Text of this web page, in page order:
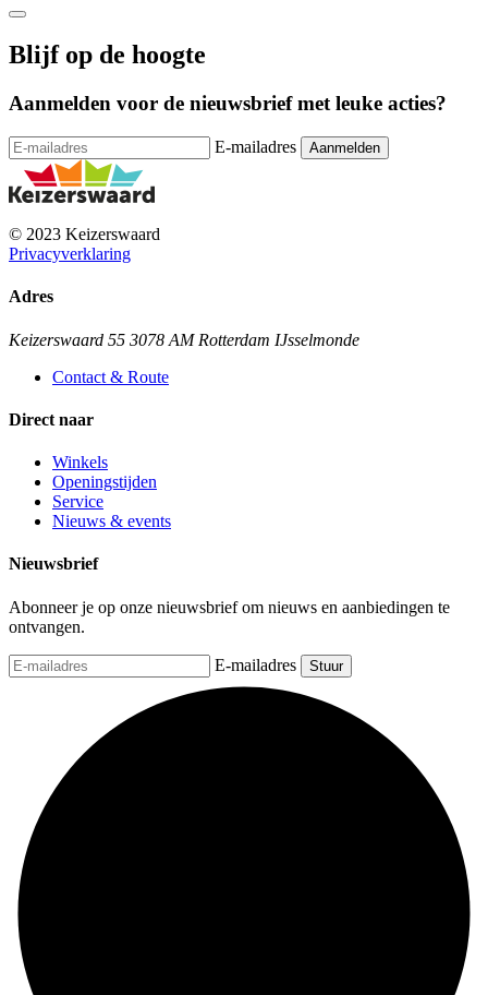
Blijf op de hoogte
Aanmelden voor de nieuwsbrief met leuke acties?
E-mailadres
© 2023 Keizerswaard
Privacyverklaring
Adres
Keizerswaard 55 3078 AM Rotterdam IJsselmonde
Contact & Route
Direct naar
Winkels
Openingstijden
Service
Nieuws & events
Nieuwsbrief
Abonneer je op onze nieuwsbrief om nieuws en aanbiedingen te
ontvangen.
E-mailadres